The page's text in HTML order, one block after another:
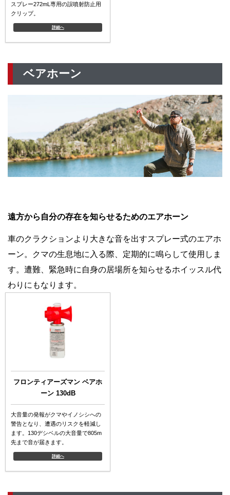
スプレー272mL専用の誤噴射防止用
クリップ。
詳細へ
ベアホーン
遠方から自分の存在を知らせるためのエアホーン
車のクラクションより大きな音を出すスプレー式のエアホ
ーン。クマの生息地に入る際、定期的に鳴らして使用しま
す。遭難、緊急時に自身の居場所を知らせるホイッスル代
わりにもなります。
フロンティアーズマン ベアホ
ーン 130dB
大音量の発報がクマやイノシシへの
警告となり、遭遇のリスクを軽減し
ます。130デシベルの大音量で805m
先まで音が届きます。
詳細へ